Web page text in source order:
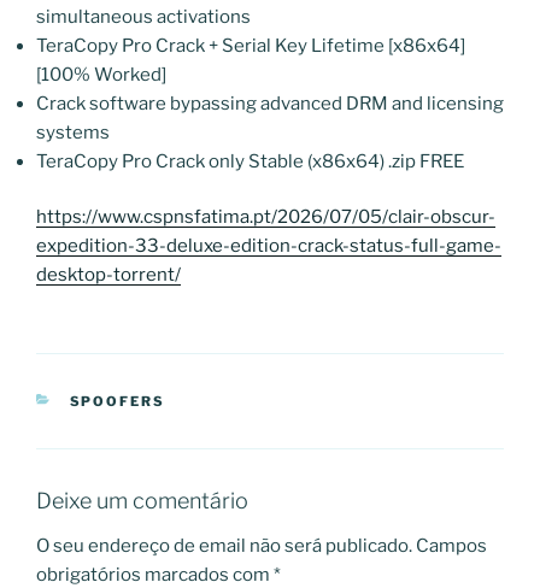
simultaneous activations
TeraCopy Pro Crack + Serial Key Lifetime [x86x64]
[100% Worked]
Crack software bypassing advanced DRM and licensing
systems
TeraCopy Pro Crack only Stable (x86x64) .zip FREE
https://www.cspnsfatima.pt/2026/07/05/clair-obscur-
expedition-33-deluxe-edition-crack-status-full-game-
desktop-torrent/
CATEGORIAS
SPOOFERS
Deixe um comentário
O seu endereço de email não será publicado. Campos
obrigatórios marcados com *